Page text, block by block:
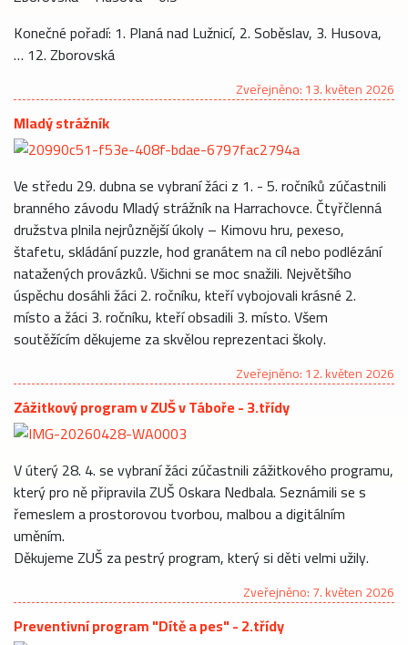
Konečné pořadí: 1. Planá nad Lužnicí, 2. Soběslav, 3. Husova,
… 12. Zborovská
Zveřejněno: 13. květen 2026
Mladý strážník
Ve středu 29. dubna se vybraní žáci z 1. - 5. ročníků zúčastnili
branného závodu Mladý strážník na Harrachovce. Čtyřčlenná
družstva plnila nejrůznější úkoly – Kimovu hru, pexeso,
štafetu, skládání puzzle, hod granátem na cíl nebo podlézání
natažených provázků. Všichni se moc snažili. Největšího
úspěchu dosáhli žáci 2. ročníku, kteří vybojovali krásné 2.
místo a žáci 3. ročníku, kteří obsadili 3. místo. Všem
soutěžícím děkujeme za skvělou reprezentaci školy.
Zveřejněno: 12. květen 2026
Zážitkový program v ZUŠ v Táboře - 3.třídy
V úterý 28. 4. se vybraní žáci zúčastnili zážitkového programu,
který pro ně připravila ZUŠ Oskara Nedbala. Seznámili se s
řemeslem a prostorovou tvorbou, malbou a digitálním
uměním.
Děkujeme ZUŠ za pestrý program, který si děti velmi užily.
Zveřejněno: 7. květen 2026
Preventivní program "Dítě a pes" - 2.třídy